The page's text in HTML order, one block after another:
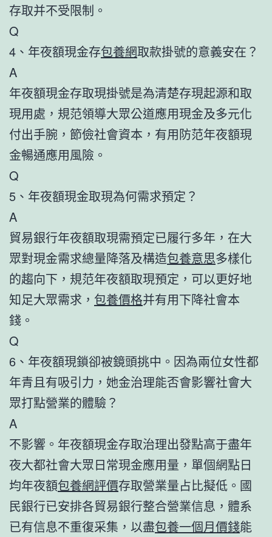
存取并不受限制。
Q
4、年夜額現金存包養網取款掛號的意義安在？
A
年夜額現金存取現掛號是為清楚存現起源和取
現用處，規范領導大眾公道應用現金及多元化
付出手腕，節儉社會資本，有用防范年夜額現
金暢通應用風險。
Q
5、年夜額現金取現為何需求預定？
A
貿易銀行年夜額取現需預定已履行多年，在大
眾對現金需求總量降落及構造包養意思多樣化
的趨向下，規范年夜額取現預定，可以更好地
知足大眾需求， 包養價格并有用下降社會本
錢。
Q
6、年夜額現鎖卻被鏡頭挑中。因為兩位女性都
年青且有吸引力，她金治理能否會影響社會大
眾打點營業的體驗？
A
不影響。年夜額現金存取治理出發點高于盡年
夜大都社會大眾日常現金應用量，單個網點日
均年夜額包養網評價存取營業量占比擬低。國
民銀行已安排各貿易銀行整合營業信息，體系
已有信息不重復采集，以盡包養一個月價錢能